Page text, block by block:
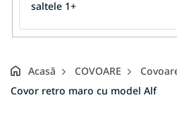
Acasă COVOARE
Covor retro maro cu model Alf